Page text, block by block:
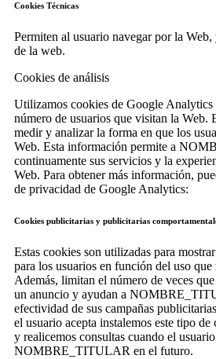
Cookies Técnicas
Permiten al usuario navegar por la
de la web.
Cookies de análisis
Utilizamos cookies de Google Analytics
número de usuarios que visitan la Web.
medir y analizar la forma en que los
Web. Esta información permite a
continuamente sus servicios y la
Web. Para obtener más información,
de privacidad de Google Analytics:
Cookies publicitarias y publicitarias
Estas cookies son utilizadas para
para los usuarios en función del uso
Además, limitan el número de veces
un anuncio y ayudan a
efectividad de sus campañas
el usuario acepta instalemos este tipo
y realicemos consultas cuando el
NOMBRE_TITULAR en el futuro.